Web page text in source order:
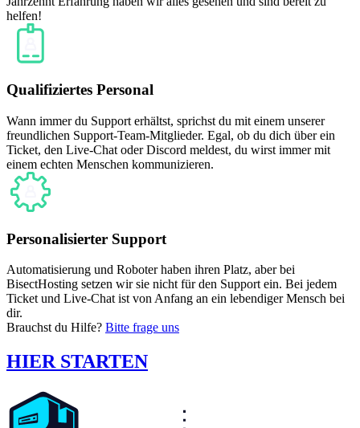
helfen!
Qualifiziertes Personal
Wann immer du Support erhältst, sprichst du mit einem unserer
freundlichen Support-Team-Mitglieder. Egal, ob du dich über ein
Ticket, den Live-Chat oder Discord meldest, du wirst immer mit
einem echten Menschen kommunizieren.
Personalisierter Support
Automatisierung und Roboter haben ihren Platz, aber bei
BisectHosting setzen wir sie nicht für den Support ein. Bei jedem
Ticket und Live-Chat ist von Anfang an ein lebendiger Mensch bei
dir.
Brauchst du Hilfe? Bitte frage uns
HIER STARTEN